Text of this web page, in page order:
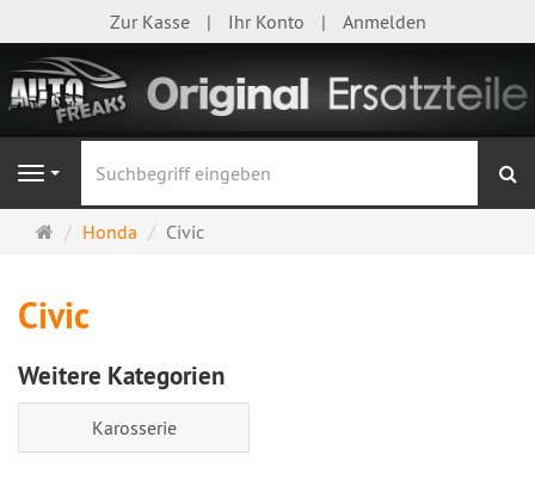
Zur Kasse Ihr Konto Anmelden
Navigation
Startseite
Honda Civic
Civic
Weitere Kategorien
Karosserie